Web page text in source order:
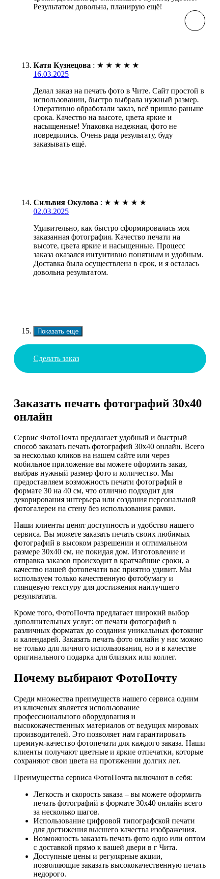
Результатом довольна, планирую ещё!
Катя Кузнецова : ★ ★ ★ ★ ★
16.03.2025
Делал заказ на печать фото в Чите. Сайт простой в
использовании, быстро выбрала нужный размер.
Оперативно обработали заказ, всё пришло раньше
срока. Качество на высоте, цвета яркие и
насыщенные! Упаковка надежная, фото не
повредились. Очень рада результату, буду
заказывать ещё.
Сильвия Окулова : ★ ★ ★ ★ ★
02.03.2025
Удивительно, как быстро сформировалась моя
заказанная фотография. Качество печати на
высоте, цвета яркие и насыщенные. Процесс
заказа оказался интуитивно понятным и удобным.
Доставка была осуществлена в срок, и я осталась
довольна результатом.
Показать еще
Сделать заказ
Заказать печать фотографий 30х40
онлайн
Сервис ФотоПочта предлагает удобный и быстрый
способ заказать печать фотографий 30х40 онлайн. Всего
за несколько кликов на нашем сайте или через
мобильное приложение вы можете оформить заказ,
выбрав нужный размер фото и количество. Мы
предоставляем возможность печати фотографий в
формате 30 на 40 см, что отлично подходит для
декорирования интерьера или создания персональной
фотогалереи на стену без использования рамки.
Наши клиенты ценят доступность и удобство нашего
сервиса. Вы можете заказать печать своих любимых
фотографий в высоком разрешении и оптимальном
размере 30x40 см, не покидая дом. Изготовление и
отправка заказов происходит в кратчайшие сроки, а
качество нашей фотопечати вас приятно удивит. Мы
используем только качественную фотобумагу и
глянцевую текстуру для достижения наилучшего
результатата.
Кроме того, ФотоПочта предлагает широкий выбор
дополнительных услуг: от печати фотографий в
различных форматах до создания уникальных фотокниг
и календарей. Заказать печать фото онлайн у нас можно
не только для личного использования, но и в качестве
оригинального подарка для близких или коллег.
Почему выбирают ФотоПочту
Среди множества преимуществ нашего сервиса одним
из ключевых является использование
профессионального оборудования и
высококачественных материалов от ведущих мировых
производителей. Это позволяет нам гарантировать
премиум-качество фотопечати для каждого заказа. Наши
клиенты получают цветные и яркие отпечатки, которые
сохраняют свои цвета на протяжении долгих лет.
Преимущества сервиса ФотоПочта включают в себя:
Легкость и скорость заказа – вы можете оформить
печать фотографий в формате 30х40 онлайн всего
за несколько шагов.
Использование цифровой типографской печати
для достижения высшего качества изображения.
Возможность заказать печать фото одно или оптом
с доставкой прямо к вашей двери в г Чита.
Доступные цены и регулярные акции,
позволяющие заказать высококачественную печать
недорого.